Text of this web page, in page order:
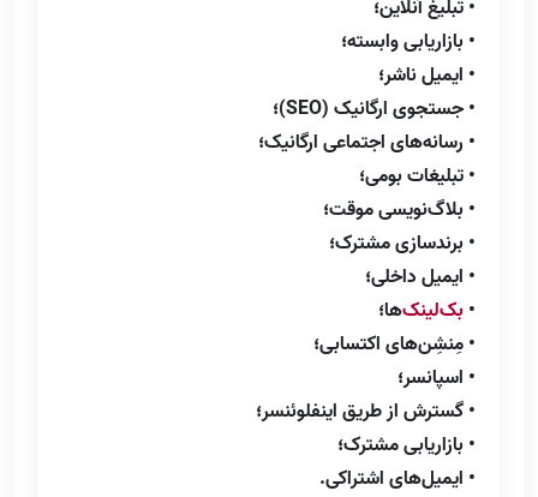
• تبلیغ آنلاین؛
• بازاریابی وابسته؛
• ایمیل ناشر؛
• جستجوی ارگانیک (SEO)؛
• رسانه‌های اجتماعی ارگانیک؛
• تبلیغات بومی؛
• بلاگ‌نویسی موقت؛
• برندسازی مشترک؛
• ایمیل داخلی؛
•بک‌لینک‌ها؛
• مِنشِن‌های اکتسابی؛
• اسپانسر؛
• گسترش از طریق اینفلوئنسر؛
• بازاریابی مشترک؛
• ایمیل‌های اشتراکی.